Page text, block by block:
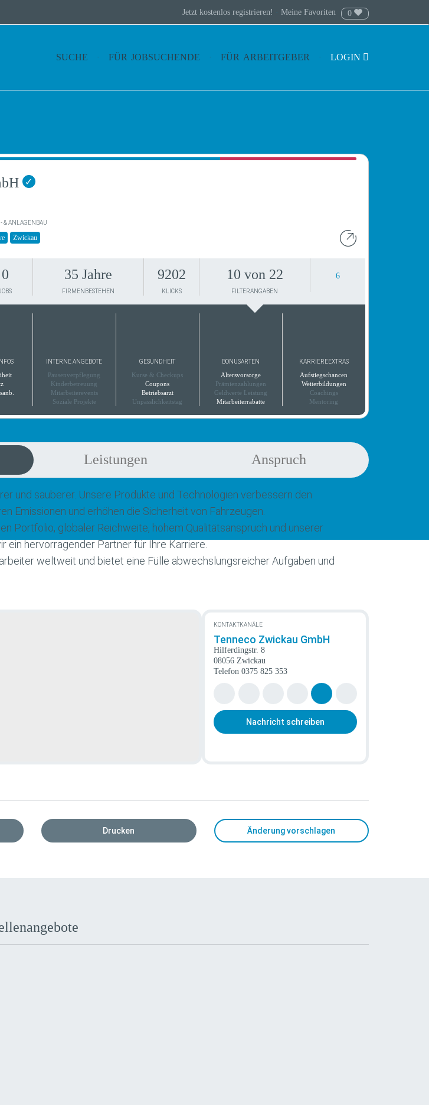
Jetzt kostenlos registrieren! · Meine Favoriten 0
SUCHE FÜR JOBSUCHENDE FÜR ARBEITGEBER LOGIN
✓
ANLAGENBAU
Zwickau
0 35 Jahre
FIRMENBESTEHEN
9202
KLICKS
10 von 22
FILTERANGABEN
6
INTERNE ANGEBOTE
Pausenverpflegung
Kinderbetreuung
Mitarbeiterevents
Soziale Projekte
GESUNDHEIT
Kurse & Checkups
Coupons
Betriebsarzt
Unpässlichkeitstag
BONUSARTEN
Altersvorsorge
Prämienzahlungen
Geldwerte Leistung
Mitarbeiterrabatte
KARRIEREEXTRAS
Aufstiegschancen
Weiterbildungen
Coachings
Mentoring
Leistungen Anspruch
und sauberer. Unsere Produkte und Technologien verbessern den
Emissionen und erhöhen die Sicherheit von Fahrzeugen.
Portfolio, globaler Reichweite, hohem Qualitätsanspruch und unserer
ein hervorragender Partner für Ihre Karriere.
weltweit und bietet eine Fülle abwechslungsreicher Aufgaben und
KONTAKTKANÄLE
Tenneco Zwickau GmbH
Hilferdingstr. 8
08056 Zwickau
Telefon0375 825 353
Nachricht schreiben
Drucken Änderung vorschlagen